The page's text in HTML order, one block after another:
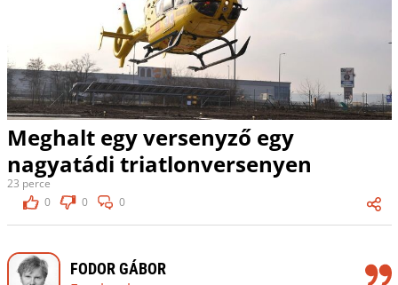
Meghalt egy versenyző egy
nagyatádi triatlonversenyen
23 perce
0
0 0
FODOR GÁBOR